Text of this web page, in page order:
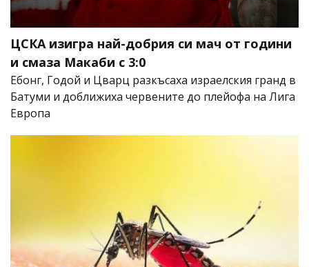
ЦСКА изигра най-добрия си мач от години
и смаза Макаби с 3:0
Ебонг, Годой и Цварц разкъсаха израелския гранд в
Батуми и доближиха червените до плейофа на Лига
Европа